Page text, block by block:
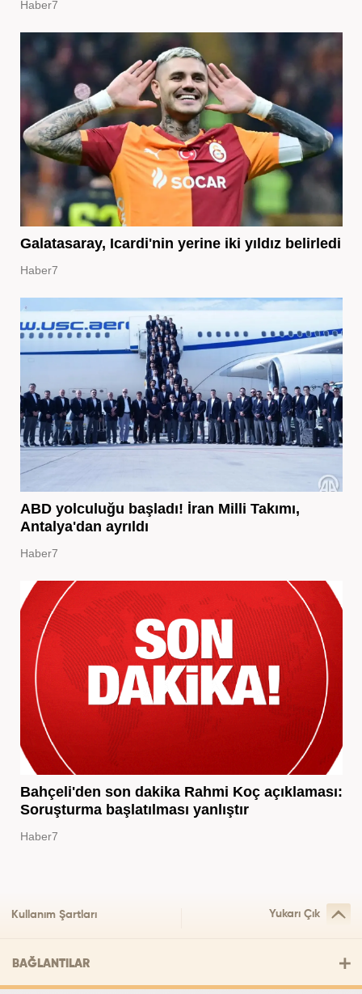
Haber7
Galatasaray, Icardi'nin yerine iki yıldız belirledi
Haber7
ABD yolculuğu başladı! İran Milli Takımı,
Antalya'dan ayrıldı
Haber7
Bahçeli'den son dakika Rahmi Koç açıklaması:
Soruşturma başlatılması yanlıştır
Haber7
Kullanım Şartları Yukarı Çık
BAĞLANTILAR